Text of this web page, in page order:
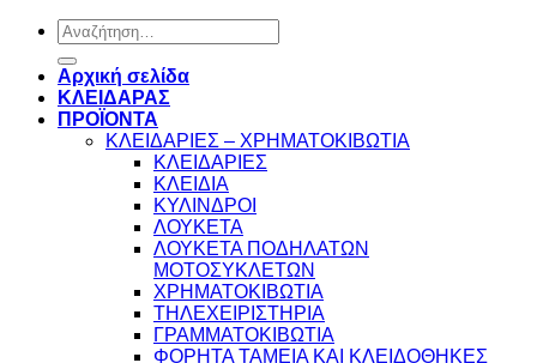
Αναζήτηση
για:
Αρχική σελίδα
ΚΛΕΙΔΑΡΑΣ
ΠΡΟΪΟΝΤΑ
ΚΛΕΙΔΑΡΙΕΣ – ΧΡΗΜΑΤΟΚΙΒΩΤΙΑ
ΚΛΕΙΔΑΡΙΕΣ
ΚΛΕΙΔΙΑ
ΚΥΛΙΝΔΡΟΙ
ΛΟΥΚΕΤΑ
ΛΟΥΚΕΤΑ ΠΟΔΗΛΑΤΩΝ
ΜΟΤΟΣΥΚΛΕΤΩΝ
ΧΡΗΜΑΤΟΚΙΒΩΤΙΑ
ΤΗΛΕΧΕΙΡΙΣΤΗΡΙΑ
ΓΡΑΜΜΑΤΟΚΙΒΩΤΙΑ
ΦΟΡΗΤΑ ΤΑΜΕΙΑ ΚΑΙ ΚΛΕΙΔΟΘΗΚΕΣ